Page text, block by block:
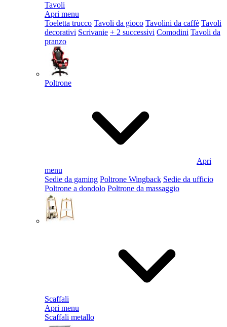
Tavoli
Apri menu
Toeletta trucco Tavoli da gioco Tavolini da caffè Tavoli
decorativi Scrivanie + 2 successivi Comodini Tavoli da
pranzo
Poltrone
Apri
menu
Sedie da gaming Poltrone Wingback Sedie da ufficio
Poltrone a dondolo Poltrone da massaggio
Scaffali
Apri menu
Scaffali metallo